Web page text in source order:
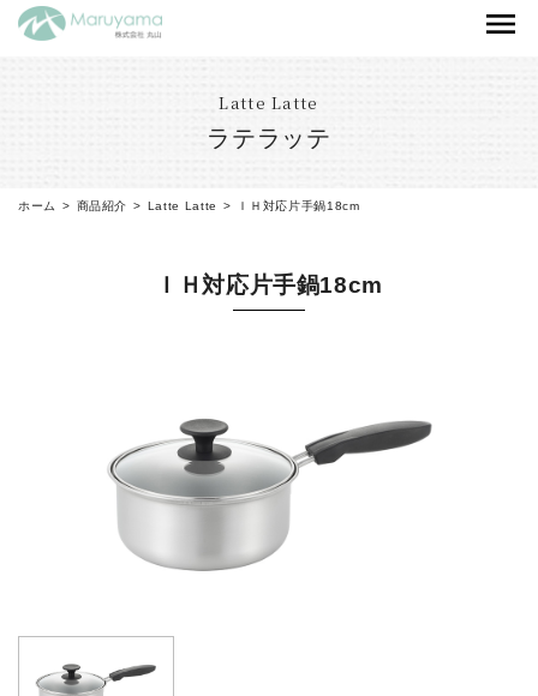
Latte Latte
ラテラッテ
ホーム 商品紹介 Latte Latte ＩＨ対応片手鍋18cm
ＩＨ対応片手鍋18cm